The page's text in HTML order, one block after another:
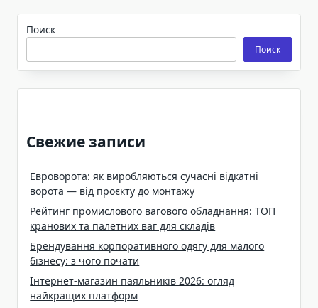
Поиск
Поиск
Свежие записи
Евроворота: як виробляються сучасні відкатні
ворота — від проєкту до монтажу
Рейтинг промислового вагового обладнання: ТОП
кранових та палетних ваг для складів
Брендування корпоративного одягу для малого
бізнесу: з чого почати
Інтернет-магазин паяльників 2026: огляд
найкращих платформ